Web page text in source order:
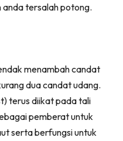
anda tersalah potong.
menambah candat
dua candat udang.
terus diikat pada tali
pemberat untuk
serta berfungsi untuk